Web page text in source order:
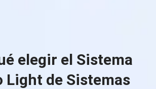
elegir el Sistema
Light de Sistemas